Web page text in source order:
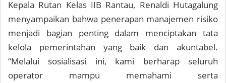
Kepala Rutan Kelas IIB Rantau, Renaldi Hutagalung
menyampaikan bahwa penerapan manajemen risiko
menjadi bagian penting dalam menciptakan tata
kelola pemerintahan yang baik dan akuntabel.
“Melalui sosialisasi ini, kami berharap seluruh
operator mampu memahami serta